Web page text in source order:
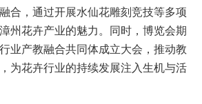
合，通过开展水仙花雕刻竞技等多项
州花卉产业的魅力。同时，博览会期
业产教融合共同体成立大会，推动教
为花卉行业的持续发展注入生机与活